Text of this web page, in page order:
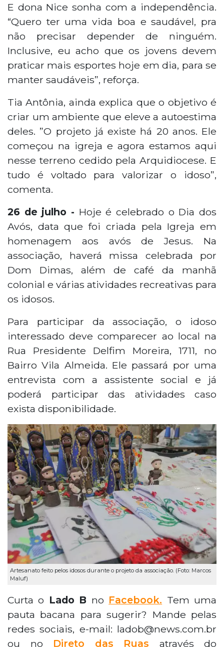
E dona Nice sonha com a independência.
“Quero ter uma vida boa e saudável, pra
não precisar depender de ninguém.
Inclusive, eu acho que os jovens devem
praticar mais esportes hoje em dia, para se
manter saudáveis”, reforça.
Tia Antônia, ainda explica que o objetivo é
criar um ambiente que eleve a autoestima
deles. ”O projeto já existe há 20 anos. Ele
começou na igreja e agora estamos aqui
nesse terreno cedido pela Arquidiocese. E
tudo é voltado para valorizar o idoso”,
comenta.
26 de julho - Hoje é celebrado o Dia dos
Avós, data que foi criada pela Igreja em
homenagem aos avós de Jesus. Na
associação, haverá missa celebrada por
Dom Dimas, além de café da manhã
colonial e várias atividades recreativas para
os idosos.
Para participar da associação, o idoso
interessado deve comparecer ao local na
Rua Presidente Delfim Moreira, 1711, no
Bairro Vila Almeida. Ele passará por uma
entrevista com a assistente social e já
poderá participar das atividades caso
exista disponibilidade.
Artesanato feito pelos idosos durante o projeto da associação. (Foto: Marcos
Maluf)
Curta o Lado B no Facebook. Tem uma
pauta bacana para sugerir? Mande pelas
redes sociais, e-mail: ladob@news.com.br
ou no Direto das Ruas através do